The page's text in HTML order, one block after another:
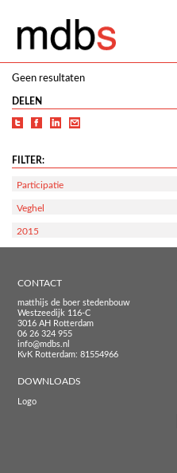
Geen resultaten
DELEN
FILTER:
Participatie
Veghel
2015
CONTACT
matthijs de boer stedenbouw
Westzeedijk 116-C
3016 AH Rotterdam
06 26 324 955
info@mdbs.nl
KvK Rotterdam: 81554966
DOWNLOADS
Logo